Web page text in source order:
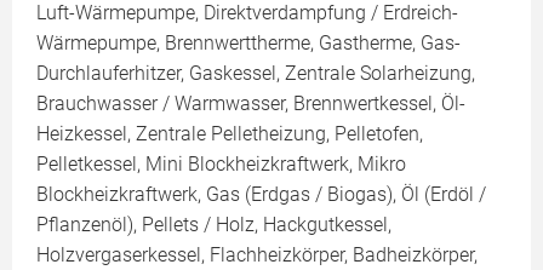
Luft-Wärmepumpe, Direktverdampfung / Erdreich-
Wärmepumpe, Brennwerttherme, Gastherme, Gas-
Durchlauferhitzer, Gaskessel, Zentrale Solarheizung,
Brauchwasser / Warmwasser, Brennwertkessel, Öl-
Heizkessel, Zentrale Pelletheizung, Pelletofen,
Pelletkessel, Mini Blockheizkraftwerk, Mikro
Blockheizkraftwerk, Gas (Erdgas / Biogas), Öl (Erdöl /
Pflanzenöl), Pellets / Holz, Hackgutkessel,
Holzvergaserkessel, Flachheizkörper, Badheizkörper,